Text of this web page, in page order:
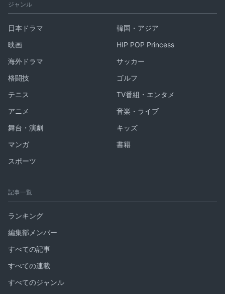
ジャンル
日本ドラマ
韓国・アジア
映画
HIP POP Princess
海外ドラマ
サッカー
格闘技
ゴルフ
テニス
TV番組・エンタメ
アニメ
音楽・ライブ
舞台・演劇
キッズ
マンガ
書籍
スポーツ
記事一覧
ランキング
編集部メンバー
すべての記事
すべての連載
すべてのジャンル